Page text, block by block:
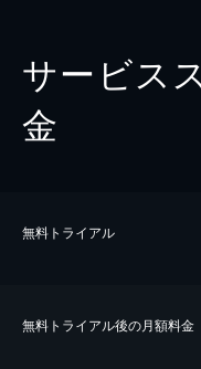
サービス
金
無料トライアル
無料トライアル後の⽉額料金